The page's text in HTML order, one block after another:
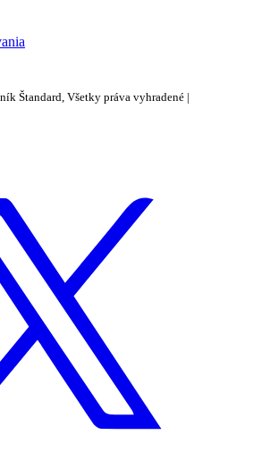
Štandard, Všetky práva vyhradené |